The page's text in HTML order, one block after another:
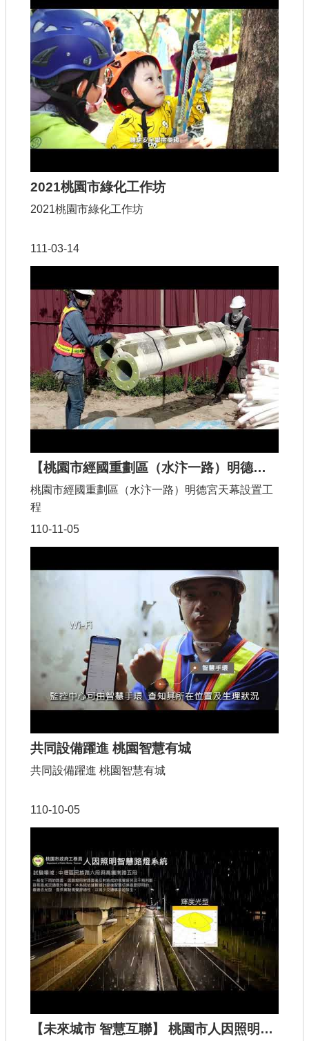
2021桃園市綠化工作坊
111-03-14
2021桃園市綠化工作坊
【桃園市經國重劃區（水汴一路）明德宮天幕設置工程】
110-11-05
桃園市經國重劃區（水汴一路）明德宮天幕設置工
程
共同設備躍進 桃園智慧有城
110-10-05
共同設備躍進 桃園智慧有城
【未來城市 智慧互聯】 桃園市人因照明智慧路燈系統